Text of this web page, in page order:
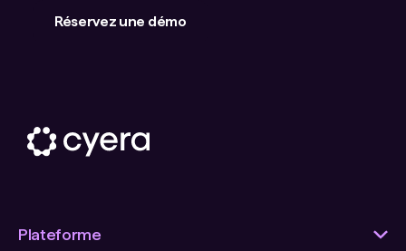
Réservez une démo
Plateforme